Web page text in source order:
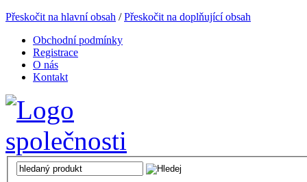
Přeskočit na hlavní obsah /Přeskočit na doplňující obsah
Obchodní podmínky
Registrace
O nás
Kontakt